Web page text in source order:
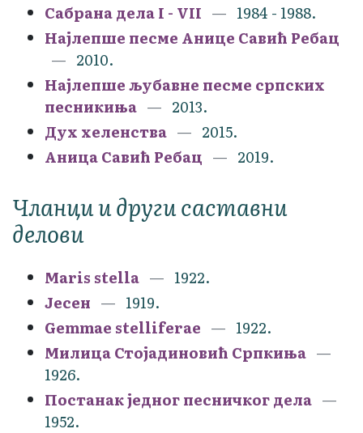
Сабрана дела I - VII
1984 - 1988.
Најлепше песме Анице Савић Ребац
2010.
Најлепше љубавне песме српских
песникиња
2013.
Дух хеленства
2015.
Аница Савић Ребац
2019.
Чланци и други саставни
делови
Maris stella
1922.
Јесен
1919.
Gemmae stelliferae
1922.
Милица Стојадиновић Српкиња
1926.
Постанак једног песничког дела
1952.